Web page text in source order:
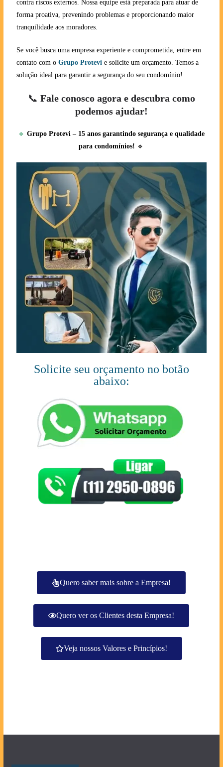
contra riscos externos. Nossa equipe está preparada para atuar de
forma proativa, prevenindo problemas e proporcionando maior
tranquilidade aos moradores.
Se você busca uma empresa experiente e comprometida, entre em
contato com o Grupo Protevie solicite um orçamento. Temos a
solução ideal para garantir a segurança do seu condomínio!
📞 Fale conosco agora e descubra como
podemos ajudar!
🔹 Grupo Protevi – 15 anos garantindo segurança e qualidade
para condomínios! 🔹
Solicite seu orçamento no botão
abaixo:
Quero saber mais sobre a Empresa!
Quero ver os Clientes desta Empresa!
Veja nossos Valores e Princípios!